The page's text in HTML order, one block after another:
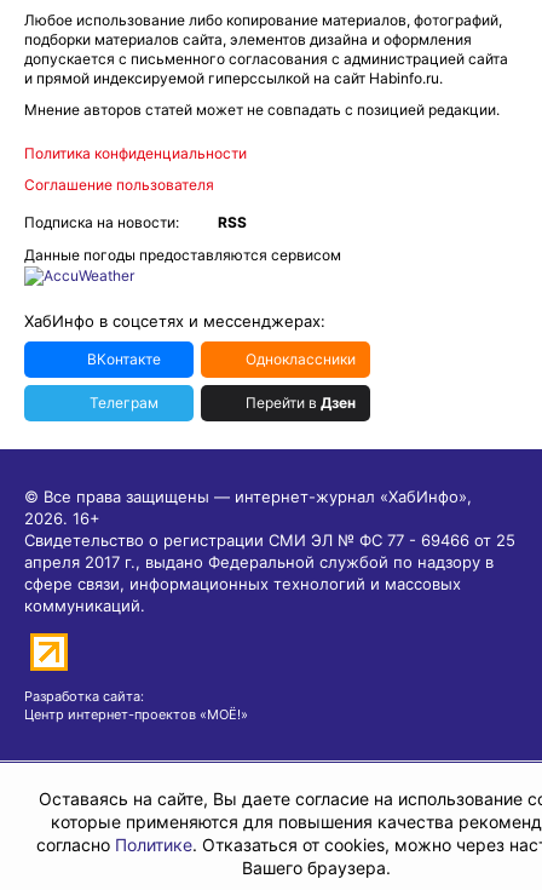
Любое использование либо копирование материалов, фотографий,
подборки материалов сайта, элементов дизайна и оформления
допускается с письменного согласования с администрацией сайта
и прямой индексируемой гиперссылкой на сайт Habinfo.ru.
Мнение авторов статей может не совпадать с позицией редакции.
Политика конфиденциальности
Соглашение пользователя
Подписка на новости:
RSS
Данные погоды предоставляются сервисом
ХабИнфо в соцсетях и мессенджерах:
ВКонтакте Одноклассники
Телеграм Перейти в Дзен
© Все права защищены — интернет-журнал «ХабИнфо»,
2026. 16+
Свидетельство о регистрации СМИ ЭЛ № ФС 77 - 69466 от 25
апреля 2017 г., выдано Федеральной службой по надзору в
сфере связи, информационных технологий и массовых
коммуникаций.
Разработка сайта:
Центр интернет-проектов «МОЁ!»
Оставаясь на сайте, Вы даете согласие на использование
которые применяются для повышения качества
согласно Политике. Отказаться от cookies, можно через
Вашего браузера.